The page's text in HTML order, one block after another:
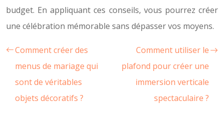
budget. En appliquant ces conseils, vous pourrez créer
une célébration mémorable sans dépasser vos moyens.
Comment créer des
menus de mariage qui
sont de véritables
objets décoratifs ?
Comment utiliser le
plafond pour créer une
immersion verticale
spectaculaire ?